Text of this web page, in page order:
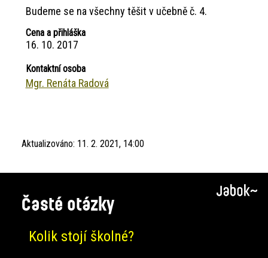
Budeme se na všechny těšit v učebně č. 4.
Cena a přihláška
16. 10. 2017
Kontaktní osoba
Mgr. Renáta Radová
Aktualizováno: 11. 2. 2021, 14:00
Časté otázky
Kolik stojí školné?